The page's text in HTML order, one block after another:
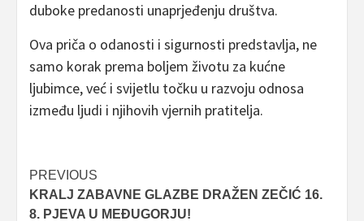
duboke predanosti unaprjeđenju društva.
Ova priča o odanosti i sigurnosti predstavlja, ne
samo korak prema boljem životu za kućne
ljubimce, već i svijetlu točku u razvoju odnosa
između ljudi i njihovih vjernih pratitelja.
Post
navigation
PREVIOUS
KRALJ ZABAVNE GLAZBE DRAŽEN ZEČIĆ 16.
8. PJEVA U MEĐUGORJU!